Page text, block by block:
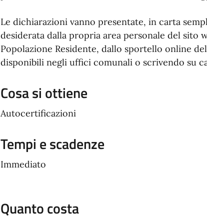
Le dichiarazioni vanno presentate, in carta
desiderata dalla propria area personale del sito
Popolazione Residente, dallo sportello online
disponibili negli uffici comunali o scrivendo su
Cosa si ottiene
Autocertificazioni
Tempi e scadenze
Immediato
Quanto costa